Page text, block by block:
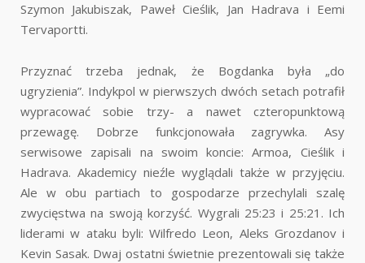
Szymon Jakubiszak, Paweł Cieślik, Jan Hadrava i Eemi
Tervaportti.
Przyznać trzeba jednak, że Bogdanka była „do
ugryzienia”. Indykpol w pierwszych dwóch setach potrafił
wypracować sobie trzy- a nawet czteropunktową
przewagę. Dobrze funkcjonowała zagrywka. Asy
serwisowe zapisali na swoim koncie: Armoa, Cieślik i
Hadrava. Akademicy nieźle wyglądali także w przyjęciu.
Ale w obu partiach to gospodarze przechylali szalę
zwycięstwa na swoją korzyść. Wygrali 25:23 i 25:21. Ich
liderami w ataku byli: Wilfredo Leon, Aleks Grozdanov i
Kevin Sasak. Dwaj ostatni świetnie prezentowali się także